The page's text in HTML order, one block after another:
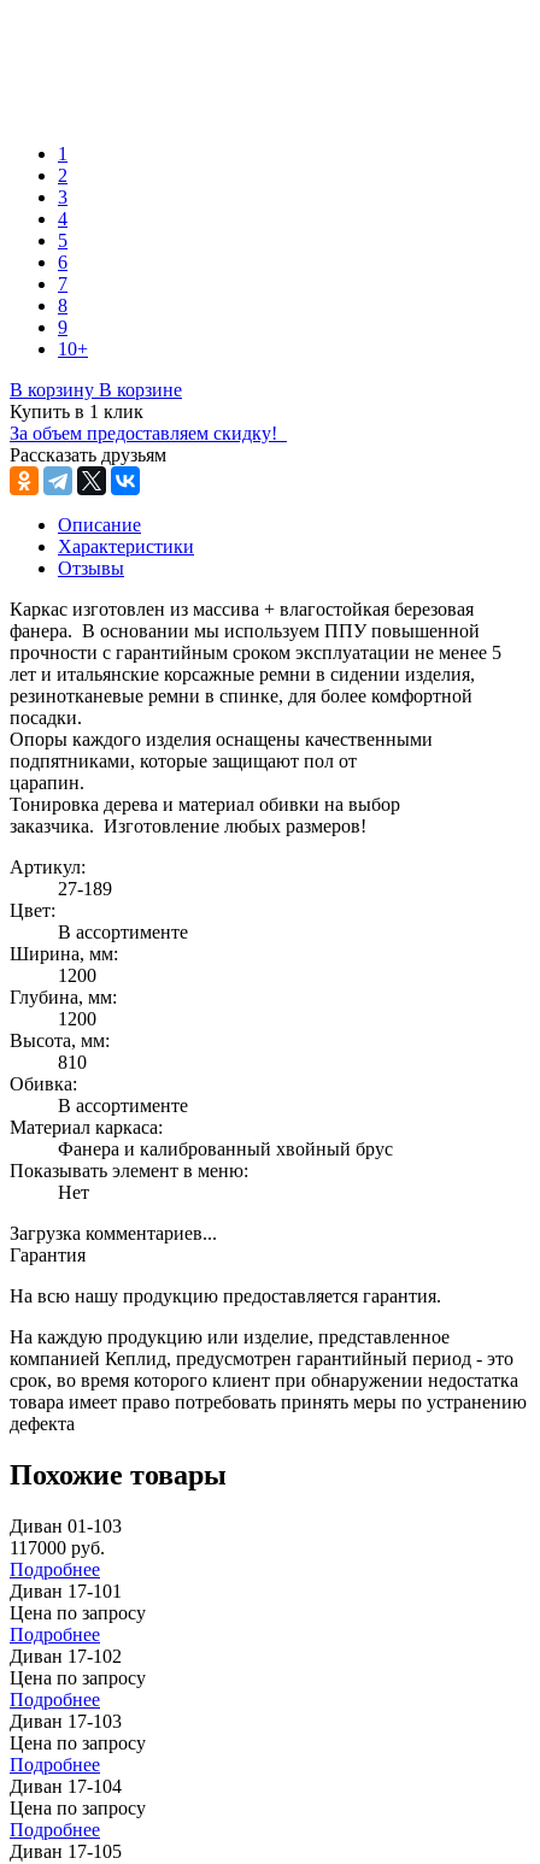
1
2
3
4
5
6
7
8
9
10+
В корзину В корзине
Купить в 1 клик
За объем предоставляем скидку!
Рассказать друзьям
Описание
Характеристики
Отзывы
Каркас изготовлен из массива + влагостойкая березовая
фанера. В основании мы используем ППУ повышенной
прочности с гарантийным сроком эксплуатации не менее 5
лет и итальянские корсажные ремни в сидении изделия,
резинотканевые ремни в спинке, для более комфортной
посадки.
Опоры каждого изделия оснащены качественными
подпятниками, которые защищают пол от
царапин.
Тонировка дерева и материал обивки на выбор
заказчика. Изготовление любых размеров!
Артикул:
27-189
Цвет:
В ассортименте
Ширина, мм:
1200
Глубина, мм:
1200
Высота, мм:
810
Обивка:
В ассортименте
Материал каркаса:
Фанера и калиброванный хвойный брус
Показывать элемент в меню:
Нет
Загрузка комментариев...
Гарантия
На всю нашу продукцию предоставляется гарантия.
На каждую продукцию или изделие, представленное
компанией Кеплид, предусмотрен гарантийный период - это
срок, во время которого клиент при обнаружении недостатка
товара имеет право потребовать принять меры по устранению
дефекта
Похожие товары
Диван 01-103
117000 руб.
Подробнее
Диван 17-101
Цена по запросу
Подробнее
Диван 17-102
Цена по запросу
Подробнее
Диван 17-103
Цена по запросу
Подробнее
Диван 17-104
Цена по запросу
Подробнее
Диван 17-105